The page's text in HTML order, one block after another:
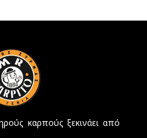
καρπούς ξεκινάει από